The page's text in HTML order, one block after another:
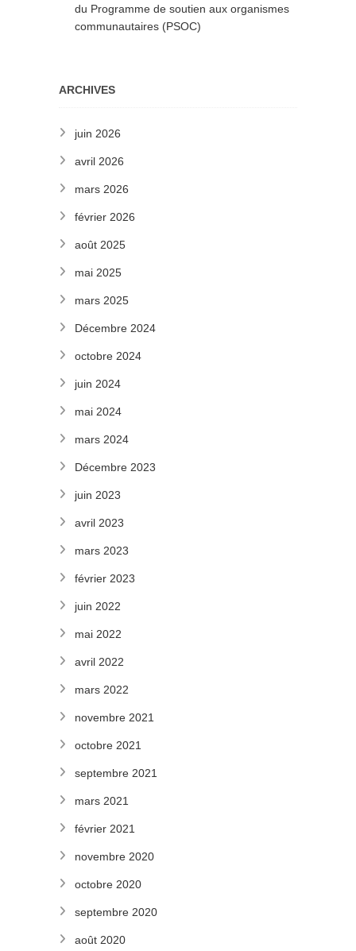
du Programme de soutien aux organismes
communautaires (PSOC)
ARCHIVES
juin 2026
avril 2026
mars 2026
février 2026
août 2025
mai 2025
mars 2025
Décembre 2024
octobre 2024
juin 2024
mai 2024
mars 2024
Décembre 2023
juin 2023
avril 2023
mars 2023
février 2023
juin 2022
mai 2022
avril 2022
mars 2022
novembre 2021
octobre 2021
septembre 2021
mars 2021
février 2021
novembre 2020
octobre 2020
septembre 2020
août 2020